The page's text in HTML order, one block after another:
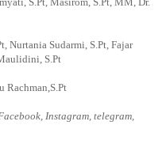
Nurtania Sudarmi, S.Pt, Fajar
S.Pt
Rachman,S.Pt
Instagram, telegram,